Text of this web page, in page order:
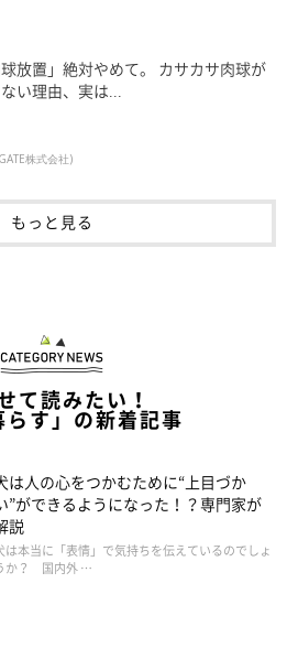
もよりますが、月に1回シャンプーを
月半に1回くらいを目安にするとよいか
球放置」絶対やめて。 カサカサ肉球が
い理由、実は...
株式会社)
もっと見る
て読みたい！
らす」の新着記事
は人の心をつかむために“上目づか
”ができるようになった！？専門家が
説
は本当に「表情」で気持ちを伝えているのでしょ
か？ 国内外 …